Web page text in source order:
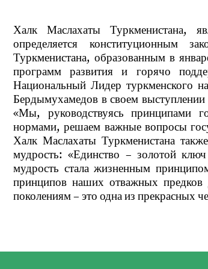
Халк Маслахаты Туркменистана,
определяется конституционным
Туркменистана, образованным в
программ развития и горячо
Национальный Лидер туркменского
Бердымухамедов в своем
«Мы, руководствуясь принципами
нормами, решаем важные вопросы
Халк Маслахаты Туркменистана
мудрость: «Единство – золотой
мудрость стала жизненным
принципов наших отважных
поколениям – это одна из прекрасных